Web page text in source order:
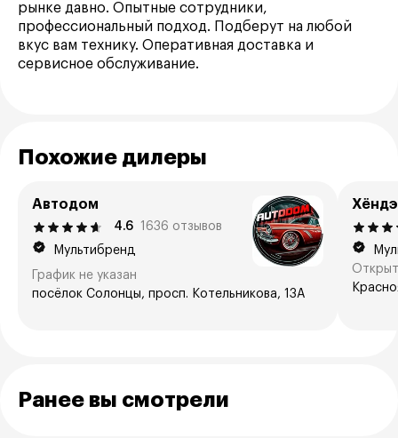
рынке давно. Опытные сотрудники,
профессиональный подход. Подберут на любой
вкус вам технику. Оперативная доставка и
сервисное обслуживание.
Похожие дилеры
Автодом
4.6
1636 отзывов
Мультибренд
График не указан
посёлок Солонцы, просп. Котельникова, 13А
Ранее вы смотрели